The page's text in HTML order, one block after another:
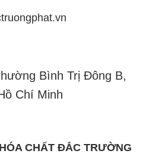
Bình Trị Đông B,
Chí Minh
CHẤT ĐẮC TRƯỜNG